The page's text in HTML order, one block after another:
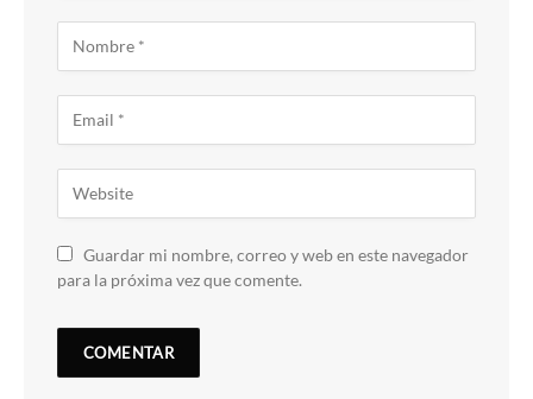
Guardar mi nombre, correo y web en este navegador
para la próxima vez que comente.